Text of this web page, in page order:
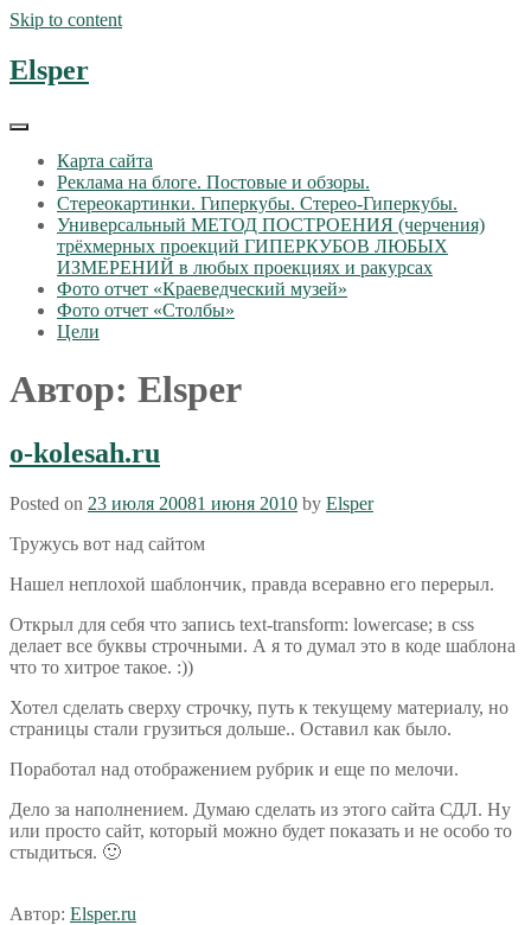
Skip to content
Elsper
Карта сайта
Реклама на блоге. Постовые и обзоры.
Стереокартинки. Гиперкубы. Стерео-Гиперкубы.
Универсальный МЕТОД ПОСТРОЕНИЯ (черчения)
трёхмерных проекций ГИПЕРКУБОВ ЛЮБЫХ
ИЗМЕРЕНИЙ в любых проекциях и ракурсах
Фото отчет «Краеведческий музей»
Фото отчет «Столбы»
Цели
Автор: Elsper
o-kolesah.ru
Posted on 23 июля 20081 июня 2010 by Elsper
Тружусь вот над сайтом
Нашел неплохой шаблончик, правда всеравно его перерыл.
Открыл для себя что запись text-transform: lowercase; в css
делает все буквы строчными. А я то думал это в коде шаблона
что то хитрое такое. :))
Хотел сделать сверху строчку, путь к текущему материалу, но
страницы стали грузиться дольше.. Оставил как было.
Поработал над отображением рубрик и еще по мелочи.
Дело за наполнением. Думаю сделать из этого сайта СДЛ. Ну
или просто сайт, который можно будет показать и не особо то
стыдиться. 🙂
Автор: Elsper.ru